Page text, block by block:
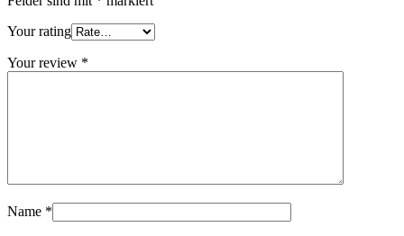
Your rating
Your review *
Name *